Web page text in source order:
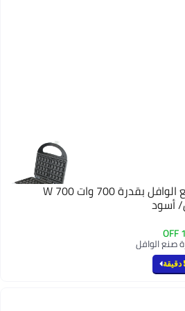
جانو جهاز صنع الوافل بقدرة 700 وات 700 W